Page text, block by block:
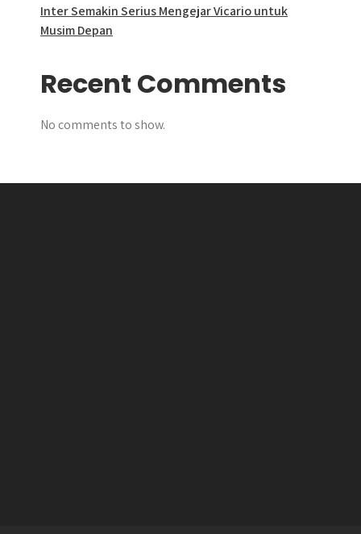
Inter Semakin Serius Mengejar Vicario untuk
Musim Depan
Recent Comments
No comments to show.